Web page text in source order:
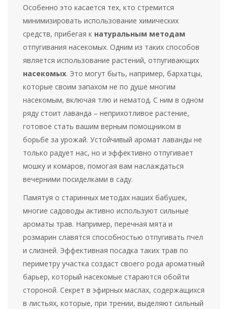
Особенно это касается тех, кто стремится
минимизировать использование химических
средств, прибегая к натуральным методам
отпугивания насекомых. Одним из таких способов
является использование растений, отпугивающих
насекомых. Это могут быть, например, бархатцы,
которые своим запахом не по душе многим
насекомым, включая тлю и нематод. С ним в одном
ряду стоит лаванда – неприхотливое растение,
готовое стать вашим верным помощником в
борьбе за урожай. Устойчивый аромат лаванды не
только радует нас, но и эффективно отпугивает
мошку и комаров, помогая вам наслаждаться
вечерними посиделками в саду.
Памятуя о старинных методах наших бабушек,
многие садоводы активно используют сильные
ароматы трав. Например, перечная мята и
розмарин славятся способностью отпугивать пчел
и слизней. Эффективная посадка таких трав по
периметру участка создаст своего рода ароматный
барьер, который насекомые стараются обойти
стороной. Секрет в эфирных маслах, содержащихся
в листьях, которые, при трении, выделяют сильный